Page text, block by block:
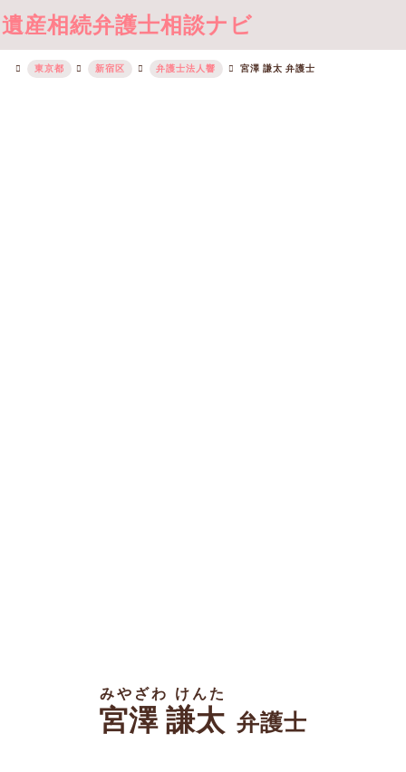
遺産相続弁護士相談ナビ
東京都 新宿区 弁護士法人響 宮澤 謙太 弁護士
宮澤 謙太
みやざわ けんた
弁護士